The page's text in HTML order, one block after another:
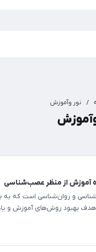
/ نور وآموزش
آموزش از منظر عصب‌شناسی
و روان‌شناسی است که به
هدف بهبود روش‌های آموزش و